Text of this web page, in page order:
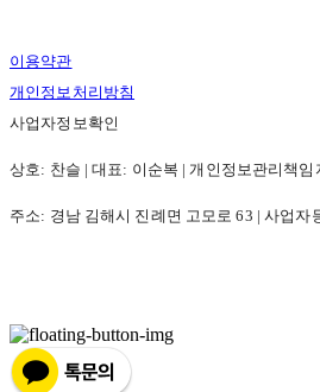
이용약관
개인정보처리방침
사업자정보확인
상호: 찬슬 | 대표: 이순복 | 개인정보관리책
주소: 경남 김해시 진례면 고모로 63 | 사업자